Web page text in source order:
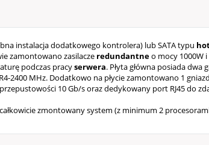
instalacja dodatkowego kontrolera) lub SATA typu
zamontowano zasilacze redundantneo mocy 1000W
podczas pracyserwera. Płyta główna posiada dwa
MHz. Dodatkowo na płycie zamontowano 1
10 Gb/s oraz dedykowany port RJ45 do
zmontowany system (z minimum 2